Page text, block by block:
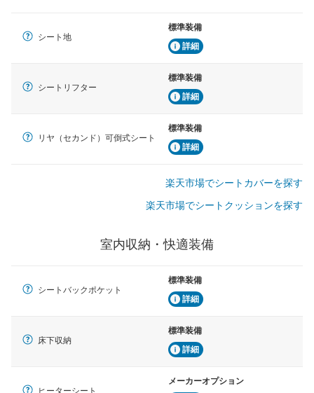
シート地
標準装備
詳細
シートリフター
標準装備
詳細
リヤ（セカンド）可倒式シート
標準装備
詳細
楽天市場でシートカバーを探す
楽天市場でシートクッションを探す
室内収納・快適装備
シートバックポケット
標準装備
詳細
床下収納
標準装備
詳細
メーカーオプション